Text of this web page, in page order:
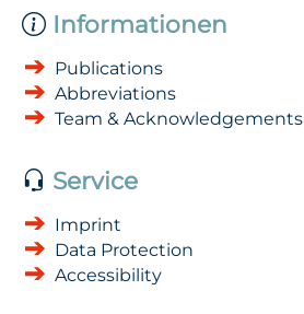
Informationen
Publications
Abbreviations
Team & Acknowledgements
Service
Imprint
Data Protection
Accessibility